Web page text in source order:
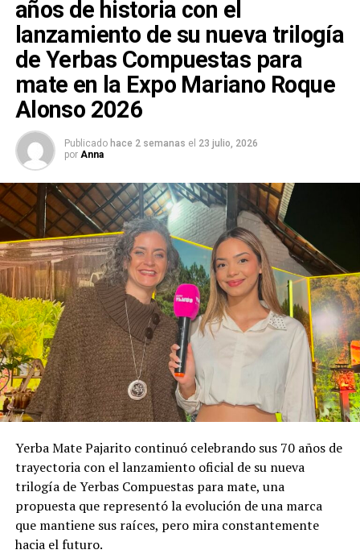
años de historia con el
lanzamiento de su nueva trilogía
de Yerbas Compuestas para
mate en la Expo Mariano Roque
Alonso 2026
Publicado hace 2 semanas el 23 julio, 2026
por Anna
Yerba Mate Pajarito continuó celebrando sus 70 años de
trayectoria con el lanzamiento oficial de su nueva
trilogía de Yerbas Compuestas para mate, una
propuesta que representó la evolución de una marca
que mantiene sus raíces, pero mira constantemente
hacia el futuro.